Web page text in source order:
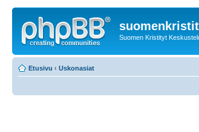
Suomen Kristityt
Etusivu ‹ Uskonasiat